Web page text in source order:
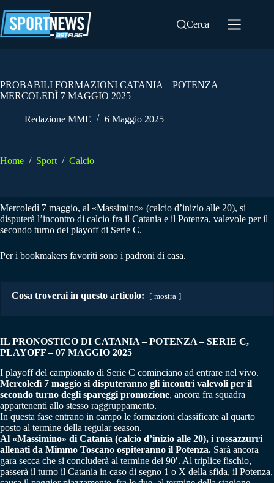
al
contenuto
Cerca
PROBABILI FORMAZIONI CATANIA – POTENZA |
MERCOLEDÌ 7 MAGGIO 2025
Redazione MME 6 Maggio 2025
Home / Sport / Calcio
Mercoledì 7 maggio, al «Massimino» (calcio d’inizio alle 20), si
disputerà l’incontro di calcio fra il Catania e il Potenza, valevole per il
secondo turno dei playoff di Serie C.
Per i bookmakers favoriti sono i padroni di casa.
Cosa troverai in questo articolo: mostra
IL PRONOSTICO DI CATANIA – POTENZA – SERIE C,
PLAYOFF – 07 MAGGIO 2025
I playoff del campionato di Serie C cominciano ad entrare nel vivo.
Mercoledì 7 maggio si disputeranno gli incontri valevoli per il
secondo turno degli spareggi promozione, ancora fra squadra
appartenenti allo stesso raggruppamento.
In questa fase entrano in campo le formazioni classificate al quarto
posto al termine della regular season.
Al «Massimino» di Catania (calcio d’inizio alle 20), i rossazzurri
allenati da Mimmo Toscano ospiteranno il Potenza. Sarà ancora
gara secca che si concluderà al termine dei 90′. Al triplice fischio,
passerà il turno il Catania in caso di segno 1 o X della sfida, il Potenza,